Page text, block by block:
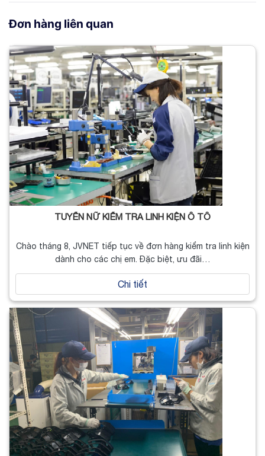
Đơn hàng liên quan
TUYỂN NỮ KIỂM TRA LINH KIỆN Ô TÔ
Chào tháng 8, JVNET tiếp tục về đơn hàng kiểm tra linh kiện
dành cho các chị em. Đặc biệt, ưu đãi…
Chi tiết